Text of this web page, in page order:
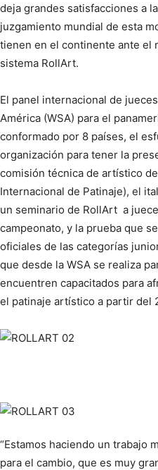
deja grandes satisfacciones a
juzgamiento mundial de esta
tienen en el continente ante el
sistema RollArt.
El panel internacional de
América (WSA) para el
conformado por 8 países, el
organización para tener la
comisión técnica de artístico
Internacional de Patinaje), el
un seminario de RollArt a
campeonato, y la prueba que
oficiales de las categorías
que desde la WSA se realiza
encuentren capacitados para
el patinaje artístico a partir del
“Estamos haciendo un trabajo
para el cambio, que es muy